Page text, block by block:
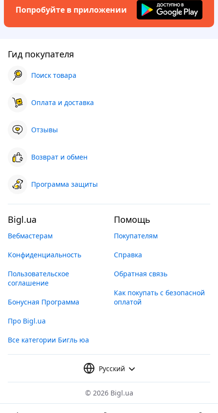
Попробуйте в приложении
Гид покупателя
Поиск товара
Оплата и доставка
Отзывы
Возврат и обмен
Программа защиты
Bigl.ua
Вебмастерам
Конфиденциальность
Пользовательское
соглашение
Бонусная Программа
Про Bigl.ua
Все категории Бигль юа
Помощь
Покупателям
Справка
Обратная связь
Как покупать с безопасной
оплатой
Русский
© 2026 Bigl.ua